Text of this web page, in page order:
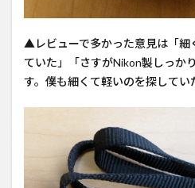
▲レビューで多かった意見は「細
ていた」「さすがNikon製しっか
す。僕も細くて軽いのを探してい